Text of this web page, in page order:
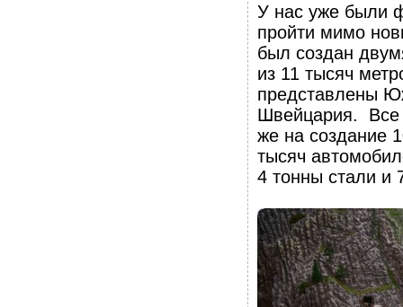
У нас уже были
пройти мимо
был создан
из 11 тысяч
представлены
Швейцария. Все
же на создание
тысяч
4 тонны стали и